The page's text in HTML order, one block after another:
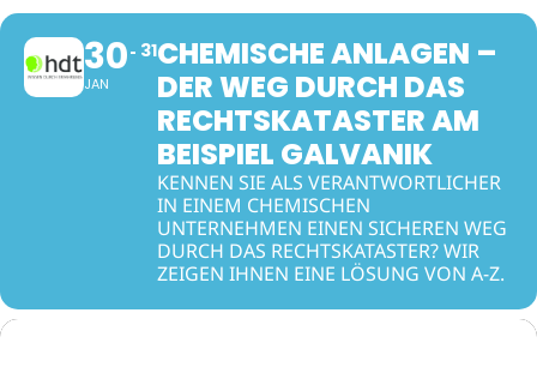
30
JAN
31CHEMISCHE ANLAGEN –
DER WEG DURCH DAS
RECHTSKATASTER AM
BEISPIEL GALVANIK
KENNEN SIE ALS VERANTWORTLICHER
IN EINEM CHEMISCHEN
UNTERNEHMEN EINEN SICHEREN WEG
DURCH DAS RECHTSKATASTER? WIR
ZEIGEN IHNEN EINE LÖSUNG VON A-Z.